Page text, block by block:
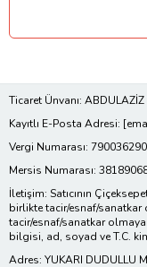
Ticaret Ünvanı: ABDULAZİZ
Kayıtlı E-Posta Adresi:
Vergi Numarası:
Mersis Numarası:
İletişim: Satıcının
birlikte tacir/esnaf/sanatkar
tacir/esnaf/sanatkar
bilgisi, ad, soyad ve T.C.
Adres: YUKARI DUDULLU